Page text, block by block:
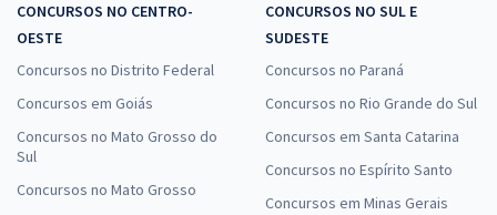
CONCURSOS NO CENTRO-
OESTE
Concursos no Distrito Federal
Concursos em Goiás
Concursos no Mato Grosso do
Sul
Concursos no Mato Grosso
CONCURSOS NO SUL E
SUDESTE
Concursos no Paraná
Concursos no Rio Grande do Sul
Concursos em Santa Catarina
Concursos no Espírito Santo
Concursos em Minas Gerais